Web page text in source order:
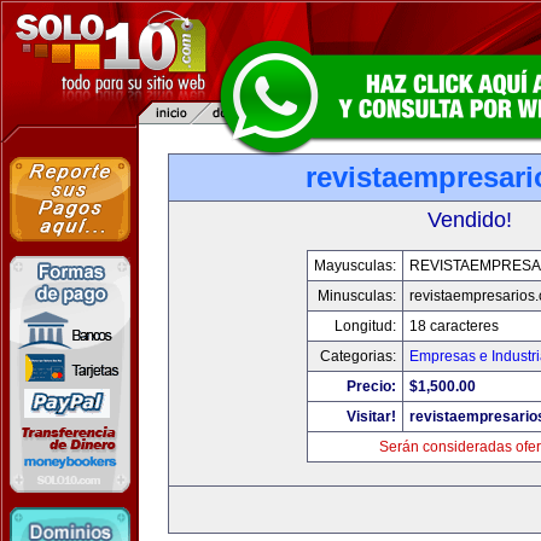
Vendido!
Mayusculas:
Minusculas:
Longitud:
18 caracteres
Categorias:
Empresas e
Precio:
$1,500.00
Visitar!
Serán consideradas